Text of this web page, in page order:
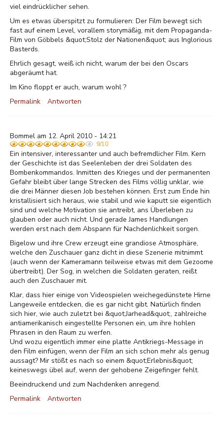
viel eindrücklicher sehen.
Um es etwas überspitzt zu formulieren: Der Film bewegt sich
fast auf einem Level, vorallem storymäßig, mit dem Propaganda-
Film von Göbbels &quot;Stolz der Nationen&quot; aus Inglorious
Basterds.
Ehrlich gesagt, weiß ich nicht, warum der bei den Oscars
abgeräumt hat.
Im Kino floppt er auch, warum wohl ?
Permalink
Antworten
Bommel am 12. April 2010 - 14:21
9/10
Ein intensiver, interessanter und auch befremdlicher Film. Kern
der Geschichte ist das Seelenleben der drei Soldaten des
Bombenkommandos. Inmitten des Krieges und der permanenten
Gefahr bleibt über lange Strecken des Films völlig unklar, wie
die drei Männer diesen Job bestehen können. Erst zum Ende hin
kristallisiert sich heraus, wie stabil und wie kaputt sie eigentlich
sind und welche Motivation sie antreibt, ans Überleben zu
glauben oder auch nicht. Und gerade James Handlungen
werden erst nach dem Abspann für Nachdenlichkeit sorgen.
Bigelow und ihre Crew erzeugt eine grandiose Atmosphäre,
welche den Zuschauer ganz dicht in diese Szenerie mitnimmt
(auch wenn der Kameramann teilweise etwas mit dem Gezoome
übertreibt). Der Sog, in welchen die Soldaten geraten, reißt
auch den Zuschauer mit.
Klar, dass hier einige von Videospielen weichegedünstete Hirne
Langeweile entdecken, die es gar nicht gibt. Natürlich finden
sich hier, wie auch zuletzt bei &quot;Jarhead&quot;, zahlreiche
antiamerikanisch eingestellte Personen ein, um ihre hohlen
Phrasen in den Raum zu werfen.
Und wozu eigentlich immer eine platte Antikriegs-Message in
den Film einfügen, wenn der Film an sich schon mehr als genug
aussagt? Mir stößt es nach so einem &quot;Erlebnis&quot;
keineswegs übel auf, wenn der gehobene Zeigefinger fehlt.
Beeindruckend und zum Nachdenken anregend.
Permalink
Antworten